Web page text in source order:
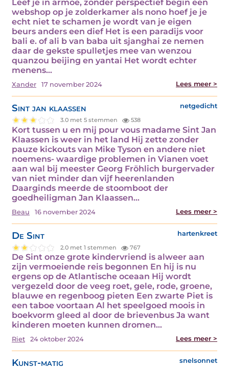
Leef je in armoe, zonder perspectief begin een
webshop op je zolderkamer als nono hoef je je
echt niet te schamen je wordt van je eigen
beurs anders een dief Het is een paradijs voor
bali e. of ali b van baba uit sjanghai ze nemen
daar de gekste spulletjes mee van wenzou
quanzou beijing en yantai Het wordt echter
menens…
Xander 17 november 2024 Lees meer >
Sint jan klaassen netgedicht
3.0 met 5 stemmen 538
Kort tussen u en mij pour vous madame Sint Jan
Klaassen is weer in het land Hij zette zonder
pauze kickouts van Mike Tyson en andere niet
noemens- waardige problemen in Vianen voet
aan wal bij meester Georg Fröhlich burgervader
van niet minder dan vijf heerenlanden
Daarginds meerde de stoomboot der
goedheiligman Jan Klaassen…
Beau 16 november 2024 Lees meer >
De Sint hartenkreet
2.0 met 1 stemmen 767
De Sint onze grote kindervriend is alweer aan
zijn vermoeiende reis begonnen En hij is nu
ergens op de Atlantische oceaan Hij wordt
vergezeld door de veeg roet, gele, rode, groene,
blauwe en regenboog pieten Een zwarte Piet is
een taboe voortaan Al het speelgoed moois in
boekvorm gleed al door de brievenbus Ja want
kinderen moeten kunnen dromen…
Riet 24 oktober 2024 Lees meer >
Kunst-matig snelsonnet